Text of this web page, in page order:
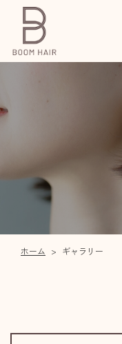
ホーム > ギャラリー